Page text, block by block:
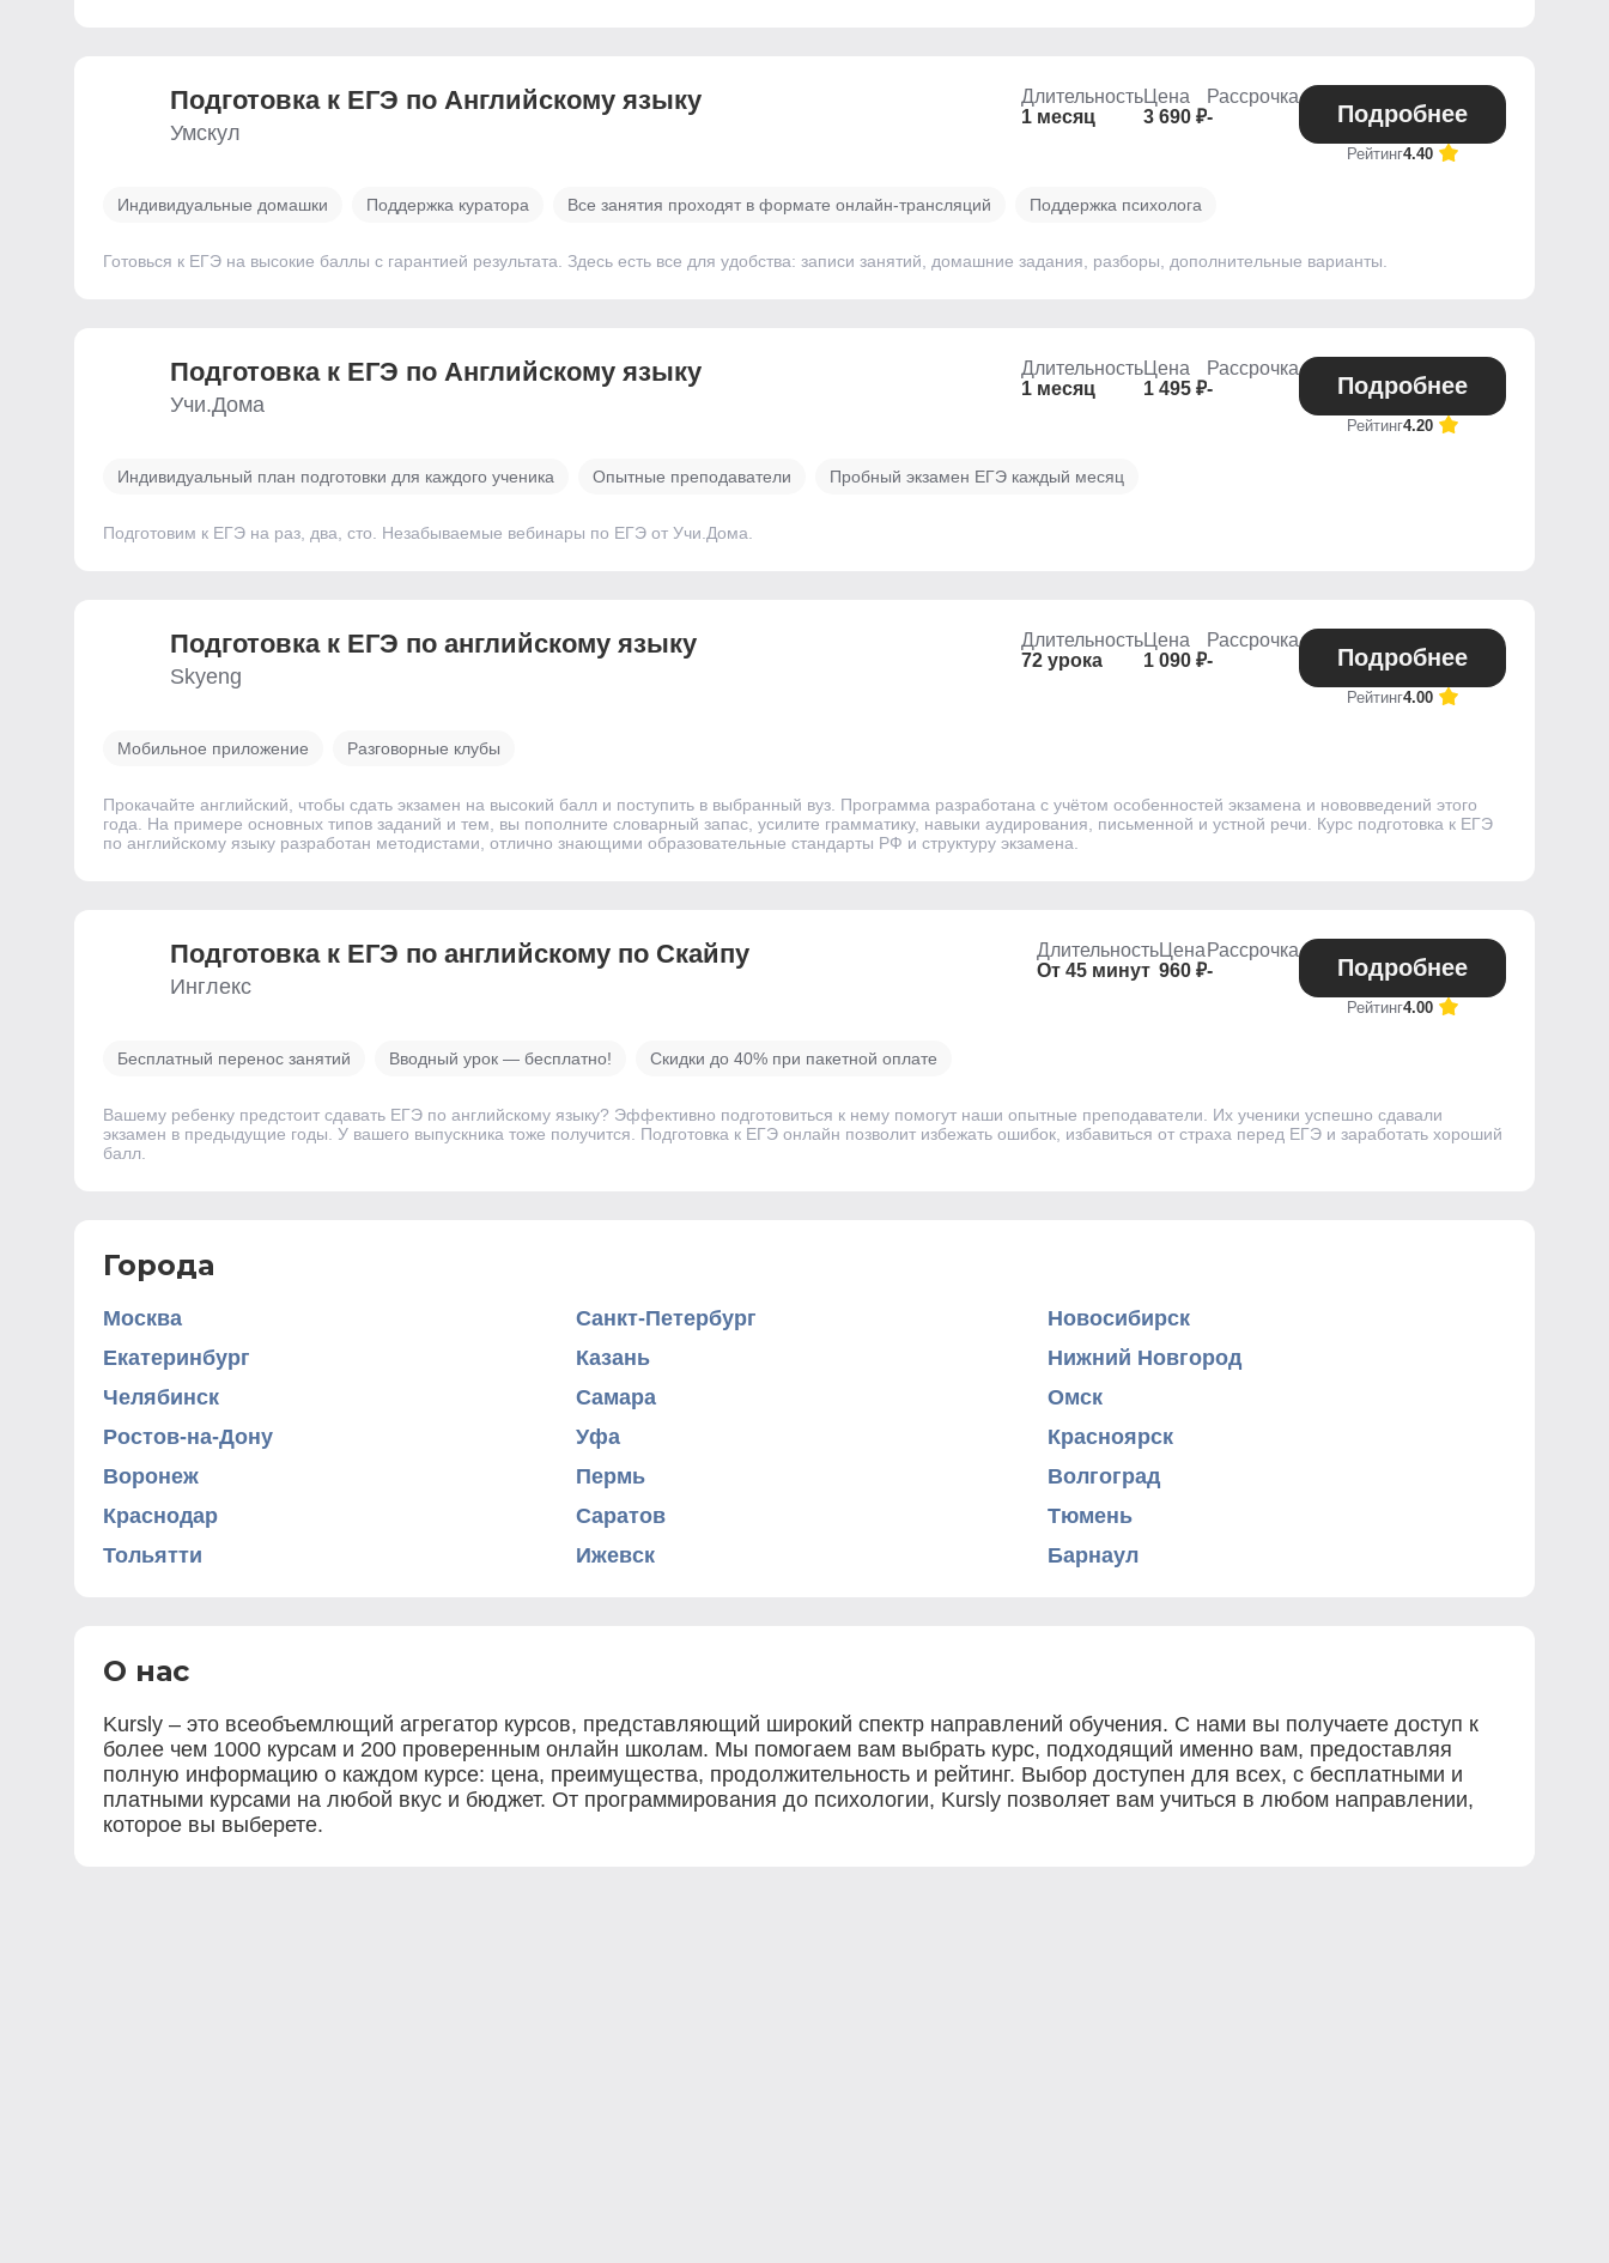
Подготовка к ЕГЭ по Английскому языку
Умскул
Длительность
1 месяц
Цена
3 690 ₽
Рассрочка
-
Подробнее
Рейтинг4.40
Индивидуальные домашки Поддержка куратора Все занятия проходят в формате онлайн-трансляций Поддержка психолога
Готовься к ЕГЭ на высокие баллы с гарантией результата. Здесь есть все для удобства: записи занятий, домашние задания, разборы, дополнительные варианты.
Подготовка к ЕГЭ по Английскому языку
Учи.Дома
Длительность
1 месяц
Цена
1 495 ₽
Рассрочка
-
Подробнее
Рейтинг4.20
Индивидуальный план подготовки для каждого ученика Опытные преподаватели Пробный экзамен ЕГЭ каждый месяц
Подготовим к ЕГЭ на раз, два, сто. Незабываемые вебинары по ЕГЭ от Учи.Дома.
Подготовка к ЕГЭ по английскому языку
Skyeng
Длительность
72 урока
Цена
1 090 ₽
Рассрочка
-
Подробнее
Рейтинг4.00
Мобильное приложение Разговорные клубы
Прокачайте английский, чтобы сдать экзамен на высокий балл и поступить в выбранный вуз. Программа разработана с учётом особенностей экзамена и нововведений этого
года. На примере основных типов заданий и тем, вы пополните словарный запас, усилите грамматику, навыки аудирования, письменной и устной речи. Курс подготовка к ЕГЭ
по английскому языку разработан методистами, отлично знающими образовательные стандарты РФ и структуру экзамена.
Подготовка к ЕГЭ по английскому по Скайпу
Инглекс
Длительность
От 45 минут
Цена
960 ₽
Рассрочка
-
Подробнее
Рейтинг4.00
Бесплатный перенос занятий Вводный урок — бесплатно! Скидки до 40% при пакетной оплате
Вашему ребенку предстоит сдавать ЕГЭ по английскому языку? Эффективно подготовиться к нему помогут наши опытные преподаватели. Их ученики успешно сдавали
экзамен в предыдущие годы. У вашего выпускника тоже получится. Подготовка к ЕГЭ онлайн позволит избежать ошибок, избавиться от страха перед ЕГЭ и заработать хороший
балл.
Города
Москва Санкт-Петербург
Новосибирск
Екатеринбург
Казань
Нижний Новгород
Челябинск
Самара
Омск
Ростов-на-Дону
Уфа
Красноярск
Воронеж
Пермь
Волгоград
Краснодар
Саратов
Тюмень
Тольятти
Ижевск Барнаул
О нас
Kursly – это всеобъемлющий агрегатор курсов, представляющий широкий спектр направлений обучения. С нами вы получаете доступ к
более чем 1000 курсам и 200 проверенным онлайн школам. Мы помогаем вам выбрать курс, подходящий именно вам, предоставляя
полную информацию о каждом курсе: цена, преимущества, продолжительность и рейтинг. Выбор доступен для всех, с бесплатными и
платными курсами на любой вкус и бюджет. От программирования до психологии, Kursly позволяет вам учиться в любом направлении,
которое вы выберете.